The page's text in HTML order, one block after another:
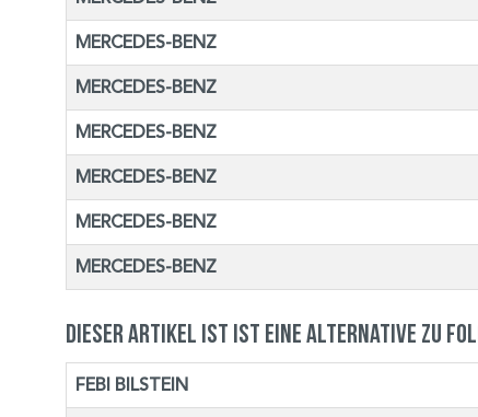
MERCEDES-BENZ
MERCEDES-BENZ
MERCEDES-BENZ
MERCEDES-BENZ
MERCEDES-BENZ
MERCEDES-BENZ
Dieser Artikel ist ist eine Alternative zu
FEBI BILSTEIN